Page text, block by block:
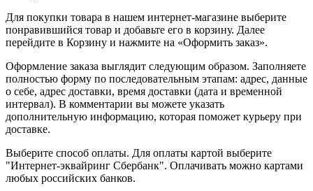
Для покупки товара в нашем интернет-магазине выберите
понравившийся товар и добавьте его в корзину. Далее
перейдите в Корзину и нажмите на «Оформить заказ».
Оформление заказа выглядит следующим образом. Заполняете
полностью форму по последовательным этапам: адрес, данные
о себе, адрес доставки, время доставки (дата и временной
интервал). В комментарии вы можете указать
дополнительную информацию, которая поможет курьеру при
доставке.
Выберите способ оплаты. Для оплаты картой выберите
"Интернет-эквайринг Сбербанк". Оплачивать можно картами
любых российских банков.